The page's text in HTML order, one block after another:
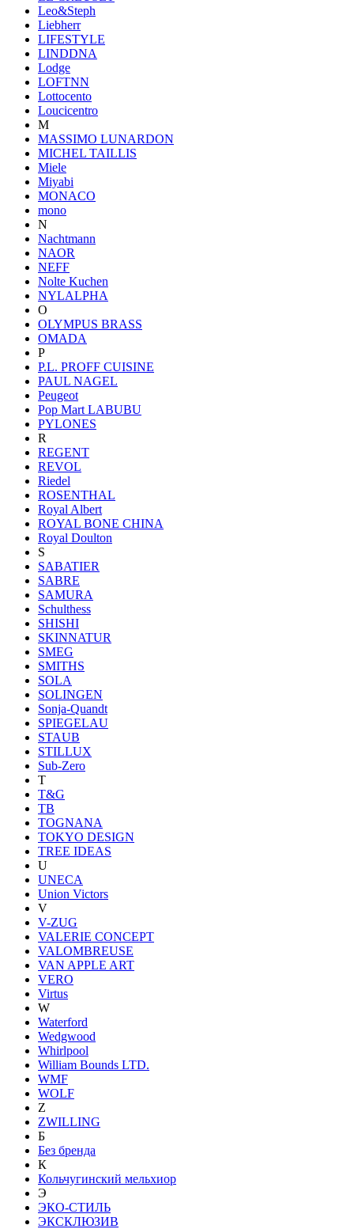
Leo&Steph
Liebherr
LIFESTYLE
LINDDNA
Lodge
LOFTNN
Lottocento
Loucicentro
M
MASSIMO LUNARDON
MICHEL TAILLIS
Miele
Miyabi
MONACO
mono
N
Nachtmann
NAOR
NEFF
Nolte Kuchen
NYLALPHA
O
OLYMPUS BRASS
OMADA
P
P.L. PROFF CUISINE
PAUL NAGEL
Peugeot
Pop Mart LABUBU
PYLONES
R
REGENT
REVOL
Riedel
ROSENTHAL
Royal Albert
ROYAL BONE CHINA
Royal Doulton
S
SABATIER
SABRE
SAMURA
Schulthess
SHISHI
SKINNATUR
SMEG
SMITHS
SOLA
SOLINGEN
Sonja-Quandt
SPIEGELAU
STAUB
STILLUX
Sub-Zero
T
T&G
TB
TOGNANA
TOKYO DESIGN
TREE IDEAS
U
UNECA
Union Victors
V
V-ZUG
VALERIE CONCEPT
VALOMBREUSE
VAN APPLE ART
VERO
Virtus
W
Waterford
Wedgwood
Whirlpool
William Bounds LTD.
WMF
WOLF
Z
ZWILLING
Б
Без бренда
К
Кольчугинский мельхиор
Э
ЭКО-СТИЛЬ
ЭКСКЛЮЗИВ